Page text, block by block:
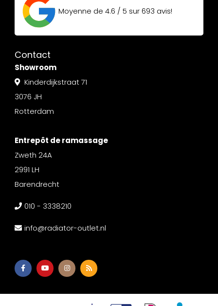
Moyenne de 4.6 / 5 sur693 avis!
Contact
Showroom
Kinderdijkstraat 71
3076 JH
Rotterdam
Entrepôt de ramassage
Zweth 24A
2991 LH
Barendrecht
010 - 3338210
info@radiator-outlet.nl